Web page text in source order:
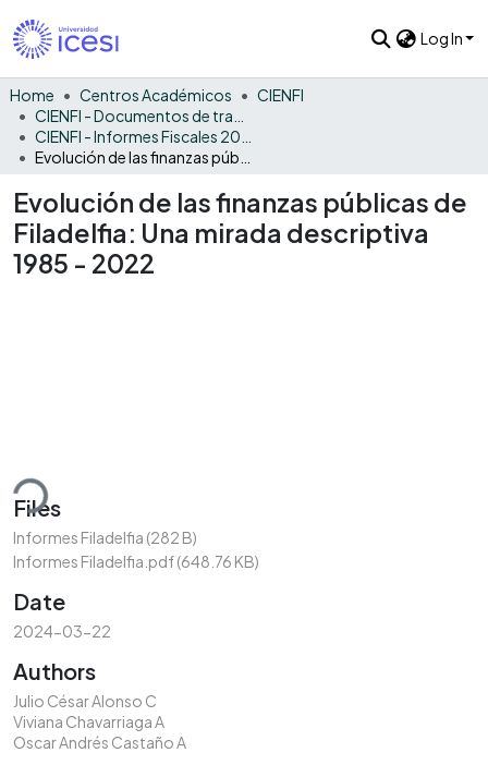
Log In
Home Centros Académicos
CIENFI
Evolución de las finanzas públicas de
Filadelfia: Una mirada descriptiva
1985 - 2022
Files
Informes Filadelfia (282 B)
Informes Filadelfia.pdf(648.76 KB)
Date
2024-03-22
Authors
Julio César Alonso C
Viviana Chavarriaga A
Oscar Andrés Castaño A